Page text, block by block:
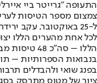
התעופה "גרייטר ביי
ל-25 באוקטובר, עקב
הללו – סה"כ
בנבואות הספרותיות –
בפנג שואי ולהבדלים